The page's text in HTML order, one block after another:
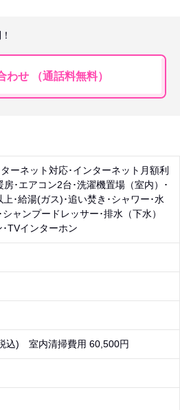
わせ （通話料無料）
ーネット対応･インターネット月額利
･エアコン2台･洗濯機置場（室内）･
･給湯(ガス)･追い焚き･シャワー･水
ャンプードレッサー･排水（下水）
TVインターホン
込) 室内清掃費用 60,500円